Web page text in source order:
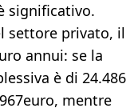
significativo.
settore privato, il
annui: se la
è di 24.486
mentre